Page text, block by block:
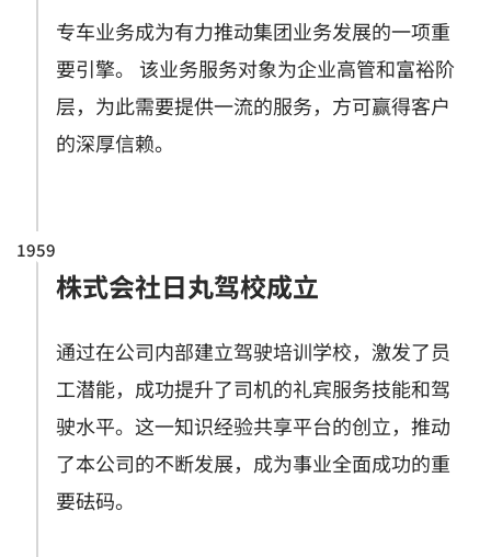
专车业务成为有力推动集团业务发展的一项重
要引擎。 该业务服务对象为企业高管和富裕阶
层，为此需要提供一流的服务，方可赢得客户
的深厚信赖。
1959
株式会社日丸驾校成立
通过在公司内部建立驾驶培训学校，激发了员
工潜能，成功提升了司机的礼宾服务技能和驾
驶水平。这一知识经验共享平台的创立，推动
了本公司的不断发展，成为事业全面成功的重
要砝码。